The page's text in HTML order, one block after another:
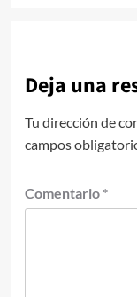
Deja una
Tu dirección de
campos
Comentario *